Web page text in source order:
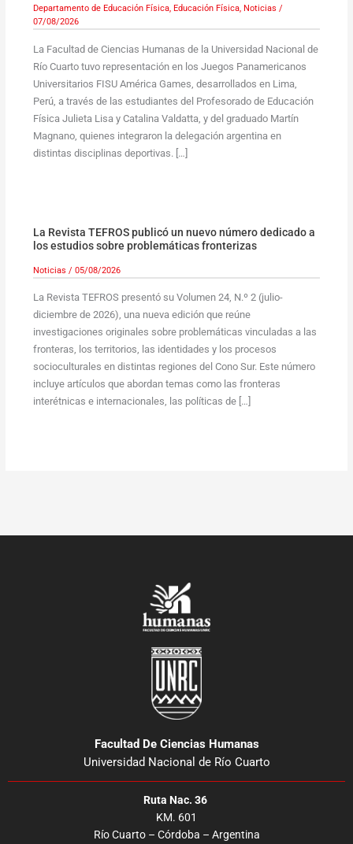
Departamento de Educación Física, Educación Física, Noticias /
07/08/2026
La Facultad de Ciencias Humanas de la Universidad Nacional de
Río Cuarto tuvo representación en los Juegos Panamericanos
Universitarios FISU América Games, desarrollados en Lima,
Perú, a través de las estudiantes del Profesorado de Educación
Física Julieta Lisa y Catalina Valdatta, y del graduado Martín
Magnano, quienes integraron la delegación argentina en
distintas disciplinas deportivas. […]
La Revista TEFROS publicó un nuevo número dedicado a
los estudios sobre problemáticas fronterizas
Noticias / 05/08/2026
La Revista TEFROS presentó su Volumen 24, N.º 2 (julio-
diciembre de 2026), una nueva edición que reúne
investigaciones originales sobre problemáticas vinculadas a las
fronteras, los territorios, las identidades y los procesos
socioculturales en distintas regiones del Cono Sur. Este número
incluye artículos que abordan temas como las fronteras
interétnicas e internacionales, las políticas de […]
Facultad De Ciencias Humanas
Universidad Nacional de Río Cuarto
Ruta Nac. 36
KM. 601
Río Cuarto – Córdoba – Argentina